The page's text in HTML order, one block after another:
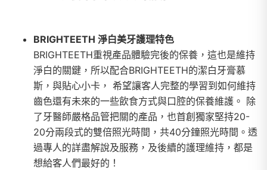
BRIGHTEETH 淨白美牙護理特色
BRIGHTEETH重視產品體驗完後的保養，這也是維持
淨白的關鍵，所以配合BRIGHTEETH的潔白牙膏慕
斯，與貼心小卡， 希望讓客人完整的學習到如何維持
齒色還有未來的一些飲食方式與口腔的保養維護。 除
了牙醫師嚴格品管把關的產品，也首創獨家堅持20-
20分兩段式的雙倍照光時間，共40分鐘照光時間。透
過專人的詳盡解說及服務，及後續的護理維持，都是
想給客人們最好的！